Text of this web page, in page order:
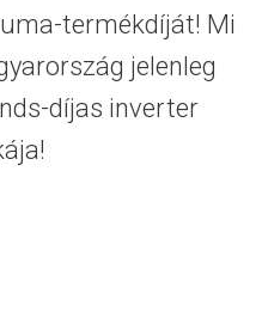
termékdíját! Mi
jelenleg
díjas inverter